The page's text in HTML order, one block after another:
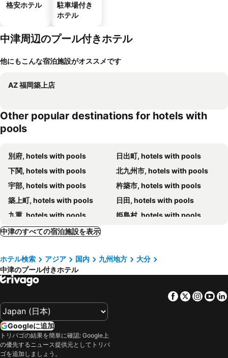
格安ホテル
駐車場付き
ホテル
中津周辺のプール付きホテル
他にもこんな宿泊施設がオススメです
AZ 福岡築上店
Other popular destinations for hotels with
pools
別府, hotels with pools
日出町, hotels with pools
下関, hotels with pools
北九州市, hotels with pools
宇部, hotels with pools
杵築市, hotels with pools
築上町, hotels with pools
日田, hotels with pools
九重, hotels with pools
姫島村, hotels with pools
飯塚, hotels with pools
中津のすべての宿泊施設を表示
ホテル検索 アジア 国内 九州地方
大分
中津のプール付きホテル
Facebook
Twitter
Googleに追加
トリバゴの結果を簡単に確認: Google上
の優先するニュース提供元としてトリバ
ゴを追加しましょう。